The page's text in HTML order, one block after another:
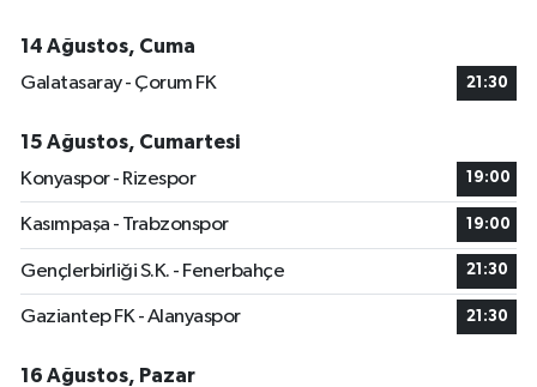
14 Ağustos, Cuma
Galatasaray - Çorum FK
21:30
15 Ağustos, Cumartesi
Konyaspor - Rizespor
19:00
Kasımpaşa - Trabzonspor 19:00
Gençlerbirliği S.K. - Fenerbahçe 21:30
Gaziantep FK - Alanyaspor 21:30
16 Ağustos, Pazar